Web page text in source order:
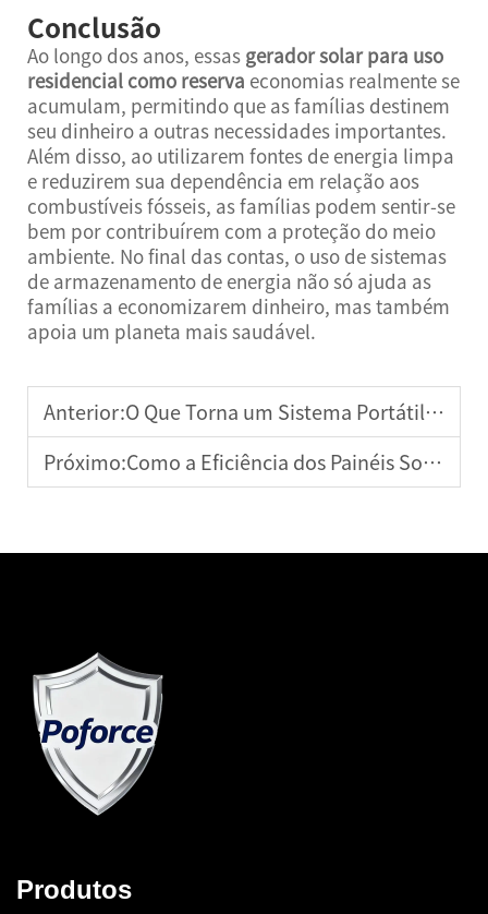
Conclusão
Ao longo dos anos, essas gerador solar para uso
residencial como reserva economias realmente se
acumulam, permitindo que as famílias destinem
seu dinheiro a outras necessidades importantes.
Além disso, ao utilizarem fontes de energia limpa
e reduzirem sua dependência em relação aos
combustíveis fósseis, as famílias podem sentir-se
bem por contribuírem com a proteção do meio
ambiente. No final das contas, o uso de sistemas
de armazenamento de energia não só ajuda as
famílias a economizarem dinheiro, mas também
apoia um planeta mais saudável.
Anterior:O Que Torna um Sistema Portátil de Energia Solar de Alta Eficiência?
Próximo:Como a Eficiência dos Painéis Solares Afeta o Desempenho do Gerador
Produtos